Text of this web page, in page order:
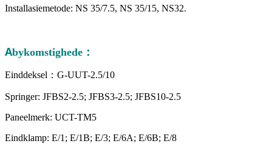
Installasiemetode: NS 35/7.5, NS 35/15, NS32.
Abykomstighede：
Einddeksel：G-UUT-2.5/10
Springer: JFBS2-2.5; JFBS3-2.5; JFBS10-2.5
Paneelmerk: UCT-TM5
Eindklamp: E/1; E/1B; E/3; E/6A; E/6B; E/8